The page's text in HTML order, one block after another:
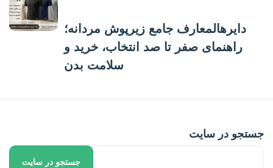
دایرهالمعارف جامع زیرپوش مردانه؛
راهنمای صفر تا صد انتخاب، خرید و
سلامت بدن
جستجو در سایت
جستجو در سایت